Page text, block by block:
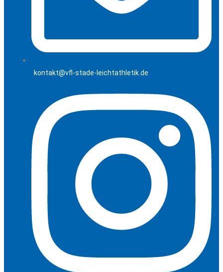
kontakt@vfl-stade-leichtathletik.de